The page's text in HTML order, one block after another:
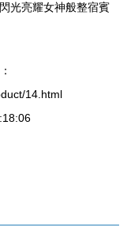
光亮耀女神般整宿賓
14.html